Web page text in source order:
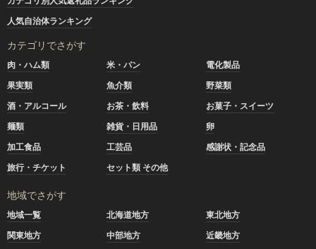
人気自治体ランキング
カテゴリでさがす
肉・ハム類 米・パン
電化製品
果実類
魚介類
野菜類
酒・アルコール
お茶・飲料
お菓子・スイーツ
麺類
雑貨・日用品
卵
加工食品
工芸品
感謝状・記念品
旅行・チケット
セット類 その他
地域でさがす
地域一覧 北海道地方
東北地方
関東地方
中部地方
近畿地方